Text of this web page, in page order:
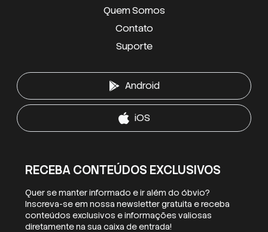
Quem Somos
Contato
Suporte
RECEBA CONTEÚDOS EXCLUSIVOS
Quer se manter informado e ir além do óbvio?
Inscreva-se em nossa newsletter gratuita e receba
conteúdos exclusivos e informações valiosas
diretamente na sua caixa de entrada!
Android
iOS